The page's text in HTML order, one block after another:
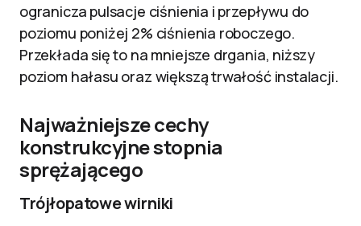
ogranicza pulsacje ciśnienia i przepływu do
poziomu poniżej 2% ciśnienia roboczego.
Przekłada się to na mniejsze drgania, niższy
poziom hałasu oraz większą trwałość instalacji.
Najważniejsze cechy
konstrukcyjne stopnia
sprężającego
Trójłopatowe wirniki